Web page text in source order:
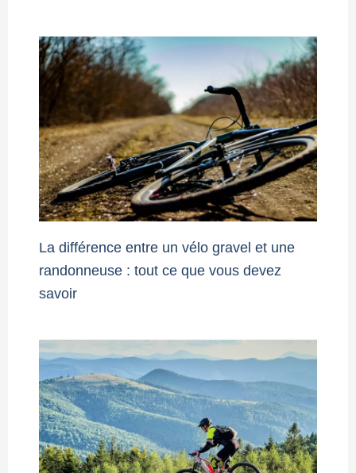
La différence entre un vélo gravel et une
randonneuse : tout ce que vous devez
savoir